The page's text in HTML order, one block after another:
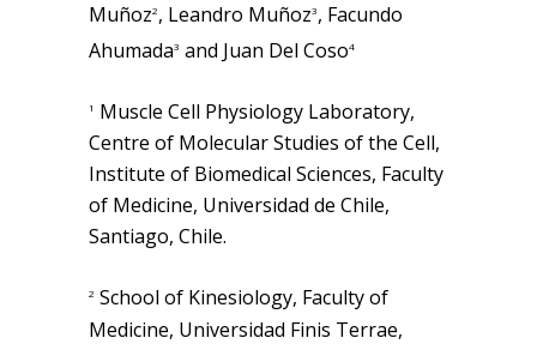
Muñoz2, Leandro Muñoz3, Facundo
Ahumada3 and Juan Del Coso4
1
Muscle Cell Physiology Laboratory,
Centre of Molecular Studies of the Cell,
Institute of Biomedical Sciences, Faculty
of Medicine, Universidad de Chile,
Santiago, Chile.
2 School of Kinesiology, Faculty of
Medicine, Universidad Finis Terrae,